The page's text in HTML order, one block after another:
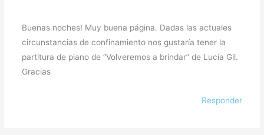
Buenas noches! Muy buena página. Dadas las actuales
circunstancias de confinamiento nos gustaría tener la
partitura de piano de “Volveremos a brindar” de Lucía Gil.
Gracias
Responder